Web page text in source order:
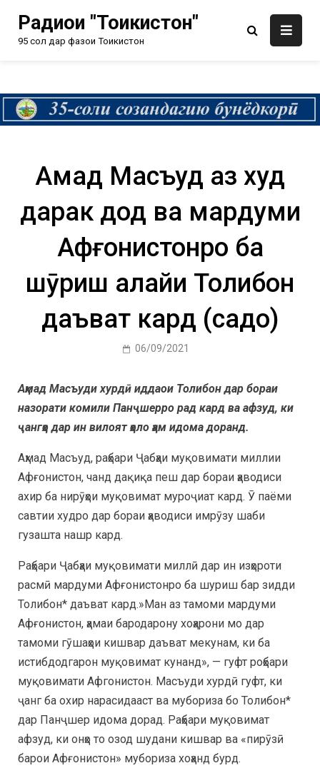
Радиои "Тоҷикистон"
95 сол дар фазои Тоҷикистон
Аҳмад Масъуд аз худ
дарак дод ва мардуми
Афғонистонро ба
шӯриш алайҳи Толибон
даъват кард (садо)
06/09/2021
Аҳмад Масъуди хурдӣ иддаои Толибон дар бораи
назорати комили Панҷшерро рад кард ва афзуд, ки
ҷангҳо дар ин вилоят ҳоло ҳам идома доранд.
Аҳмад Масъуд, раҳбари Ҷабҳаи муқовимати миллии
Афғонистон, чанд дақиқа пеш дар бораи ҳаводиси
ахир ба нирӯҳои муқовимат муроҷиат кард. Ӯ паёми
савтии худро дар бораи ҳаводиси имрӯзу шаби
гузашта нашр кард.
Раҳбари Ҷабҳаи муқовимати миллӣ дар ин изҳороти
расмӣ мардуми Афғонистонро ба шуриш бар зидди
Толибон* даъват кард.»Ман аз тамоми мардуми
Афғонистон, ҳамаи бародарону хоҳарони мо дар
тамоми гӯшаҳои кишвар даъват мекунам, ки ба
истибдодгарон муқовимат кунанд», — гуфт роҳбари
муқовимати Афгонистон. Масъуди хурдӣ гуфт, ки
ҷанг ба охир нарасидааст ва мубориза бо Толибон*
дар Панҷшер идома дорад. Раҳбари муқовимат
афзуд, ки онҳо то озод шудани кишвар ва «пирӯзӣ
барои Афғонистон» мубориза хоҳанд бурд.